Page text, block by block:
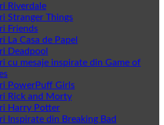
Riverdale
Stranger Things
Friends
La Casa de Papel
Deadpool
cu mesaje inspirate din Game of
PowerPuff Girls
Rick and Morty
Harry Potter
Inspirate din Breaking Bad